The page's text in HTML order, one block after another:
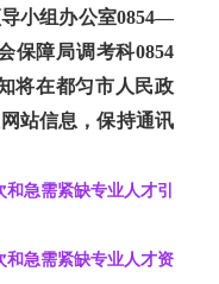
小组办公室0854—
保障局调考科0854
将在都匀市人民政
站信息，保持通讯
急需紧缺专业人才引
和急需紧缺专业人才资